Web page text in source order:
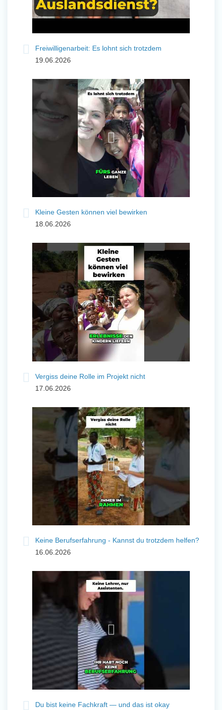
Freiwilligenarbeit: Es lohnt sich trotzdem
19.06.2026
Kleine Gesten können viel bewirken
18.06.2026
Vergiss deine Rolle im Projekt nicht
17.06.2026
Keine Berufserfahrung - Kannst du trotzdem helfen?
16.06.2026
Du bist keine Fachkraft — und das ist okay